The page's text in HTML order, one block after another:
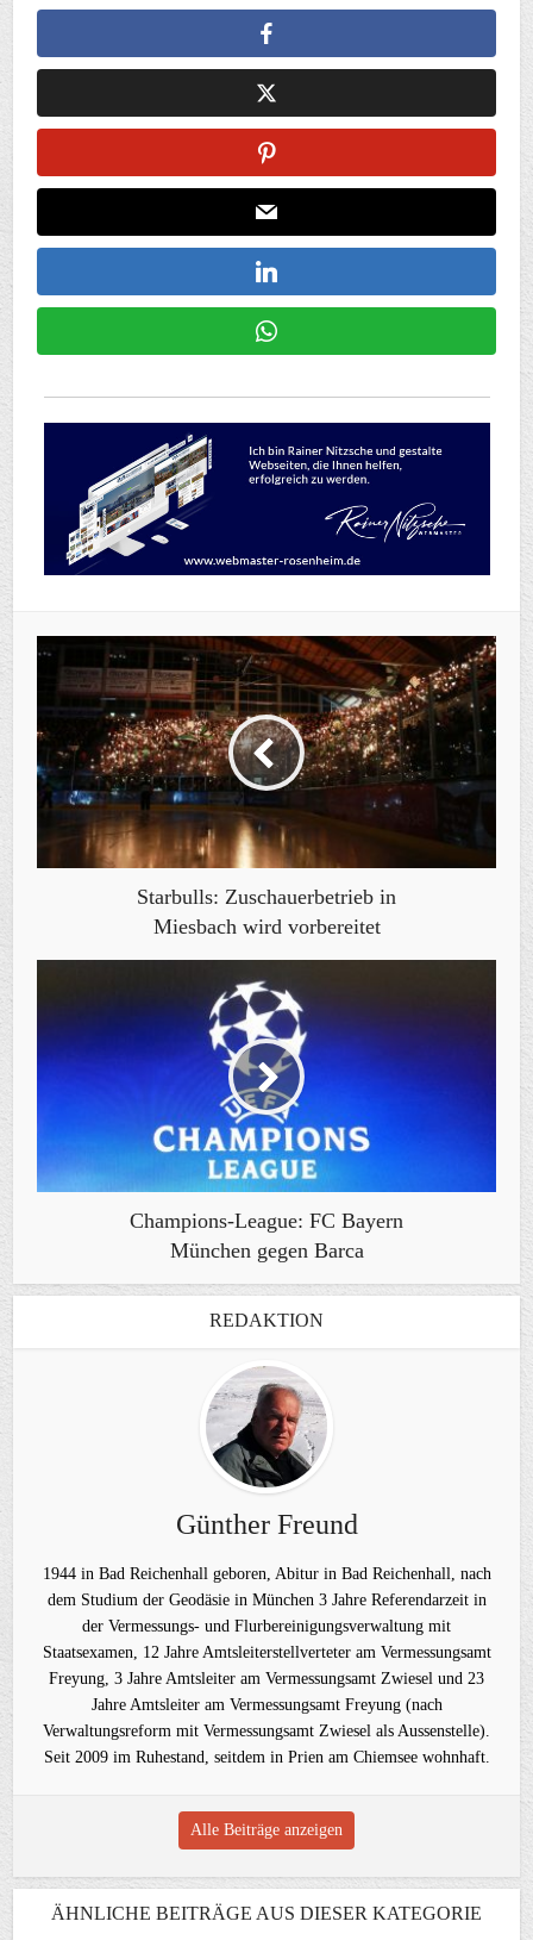
Starbulls: Zuschauerbetrieb in
Miesbach wird vorbereitet
Champions-League: FC Bayern
München gegen Barca
REDAKTION
Günther Freund
1944 in Bad Reichenhall geboren, Abitur in Bad Reichenhall, nach
dem Studium der Geodäsie in München 3 Jahre Referendarzeit in
der Vermessungs- und Flurbereinigungsverwaltung mit
Staatsexamen, 12 Jahre Amtsleiterstellverteter am Vermessungsamt
Freyung, 3 Jahre Amtsleiter am Vermessungsamt Zwiesel und 23
Jahre Amtsleiter am Vermessungsamt Freyung (nach
Verwaltungsreform mit Vermessungsamt Zwiesel als Aussenstelle).
Seit 2009 im Ruhestand, seitdem in Prien am Chiemsee wohnhaft.
Alle Beiträge anzeigen
ÄHNLICHE BEITRÄGE AUS DIESER KATEGORIE